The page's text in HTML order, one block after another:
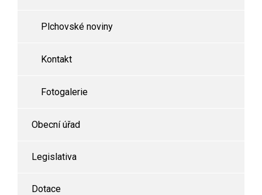
Plchovské noviny
Kontakt
Fotogalerie
Obecní úřad
Legislativa
Dotace